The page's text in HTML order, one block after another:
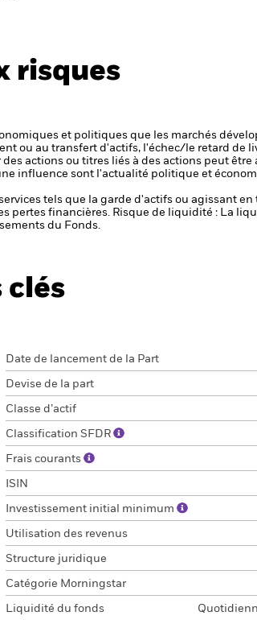
risques
et politiques que les marchés
ou au transfert d'actifs, l'échec/le retard de
des actions ou titres liés à des actions peut être
influence sont l'actualité politique et
tels que la garde d'actifs ou agissant
pertes financières. Risque de liquidité : La
du Fonds.
clés
Date de lancement de la Part
Devise de la part
Classe d’actif
Classification SFDR
Frais courants
ISIN
Investissement initial minimum
Utilisation des revenus
Structure juridique
Catégorie Morningstar
Liquidité du fonds